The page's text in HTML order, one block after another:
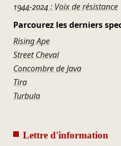
1944-2024 : Voix de résistance
Parcourez les derniers
Rising Ape
Street Cheval
Concombre de Java
Tira
Turbula
Lettre d'information